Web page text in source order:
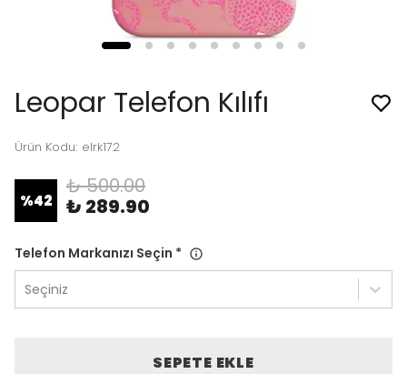
Leopar Telefon Kılıfı
Ürün Kodu: elrk172
%42
₺ 500.00
₺ 289.90
Telefon Markanızı Seçin *
Seçiniz
SEPETE EKLE